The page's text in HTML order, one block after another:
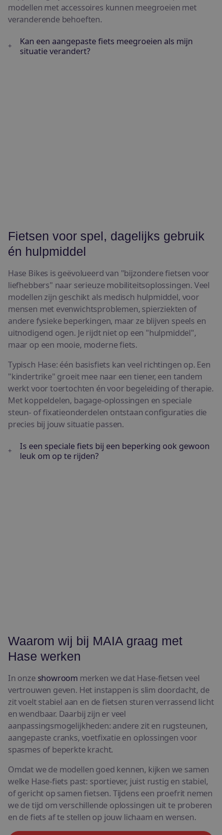
modellen met accessoires kunnen meegroeien met
veranderende behoeften.
Kan een aangepaste fiets meegroeien als mijn
situatie verandert?
Fietsen voor spel, dagelijks gebruik
én hulpmiddel
Hase Bikes is geëvolueerd van "bijzondere fietsen voor
liefhebbers" naar serieuze mobiliteitsoplossingen. Veel
modellen zijn geschikt als medisch hulpmiddel, voor
mensen met evenwichtsproblemen, spierziekten of
andere fysieke beperkingen, maar ze blijven speels en
uitnodigend ogen. Je rijdt niet op een "hulpmiddel",
maar op een mooie, moderne fiets.
Typisch Hase: één basisfiets kan veel richtingen op. Een
"kindertrike" groeit mee naar een tiener, een tandem
werkt voor toertochten én voor begeleiding of therapie.
Met koppeldelen, bagage-oplossingen en speciale
steun- of fixatieonderdelen ontstaan configuraties die
precies bij jouw situatie passen.
Is een speciale fiets bij een beperking ook gewoon
leuk om op te rijden?
Waarom wij bij MAIA graag met
Hase werken
In onze showroom merken we dat Hase-fietsen veel
vertrouwen geven. Het instappen is slim doordacht, de
zit voelt stabiel aan en de fietsen sturen verrassend licht
en wendbaar. Daarbij zijn er veel
aanpassingsmogelijkheden: andere zit en rugsteunen,
aangepaste cranks, voetfixatie en oplossingen voor
spasmes of beperkte kracht.
Omdat we de modellen goed kennen, kijken we samen
welke Hase-fiets past: sportiever, juist rustig en stabiel,
of gericht op samen fietsen. Tijdens een proefrit nemen
we de tijd om verschillende oplossingen uit te proberen
en de fiets af te stellen op jouw lichaam en wensen.